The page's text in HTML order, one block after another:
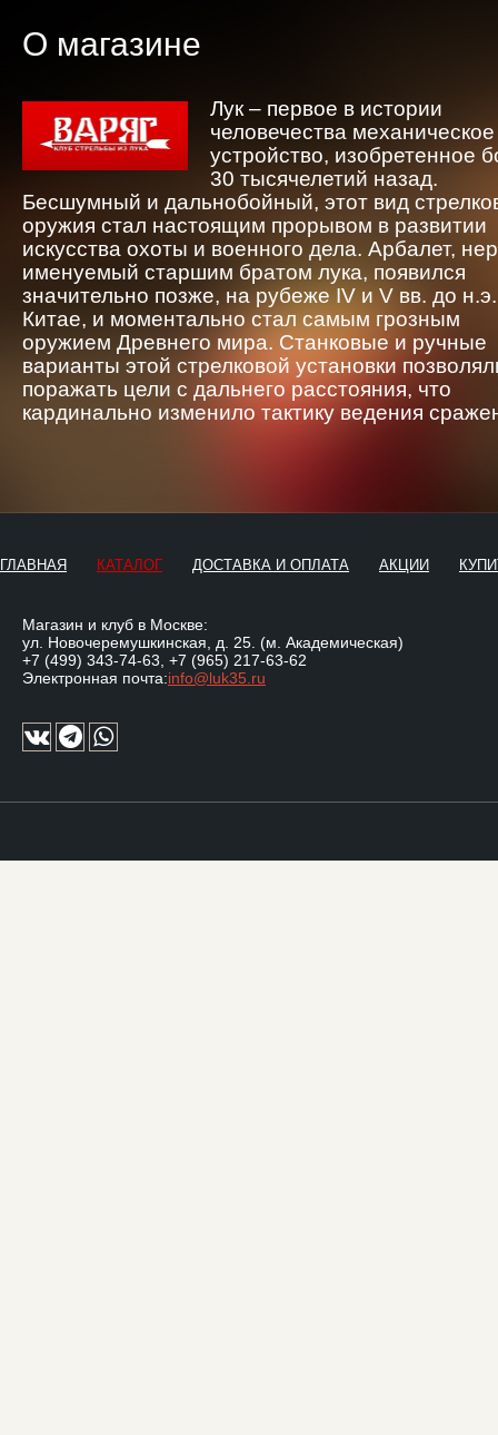
О магазине
Лук – первое в истории
человечества механическое
устройство, изобретенное
30 тысячелетий назад.
Бесшумный и дальнобойный, этот вид
оружия стал настоящим прорывом в развитии
искусства охоты и военного дела. Арбалет,
именуемый старшим братом лука, появился
значительно позже, на рубеже IV и V вв. до
Китае, и моментально стал самым грозным
оружием Древнего мира. Станковые и ручные
варианты этой стрелковой установки
поражать цели с дальнего расстояния, что
кардинально изменило тактику ведения
ГЛАВНАЯ КАТАЛОГ ДОСТАВКА И ОПЛАТА АКЦИИ
Магазин и клуб в Москве:
ул. Новочеремушкинская, д. 25. (м. Академическая)
+7 (499) 343-74-63 +7 (965) 217-63-62
Электронная почта:info@luk35.ru